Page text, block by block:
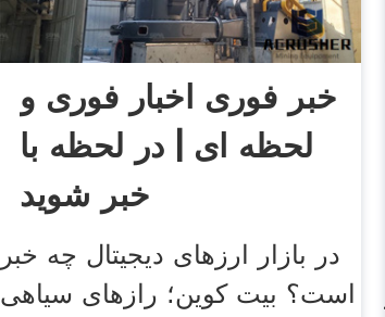
خبر فوری اخبار فوری و
لحظه ای | در لحظه با
خبر شوید
در بازار ارزهای دیجیتال چه خبر
است؟ بیت کوین؛ رازهای سیاهی